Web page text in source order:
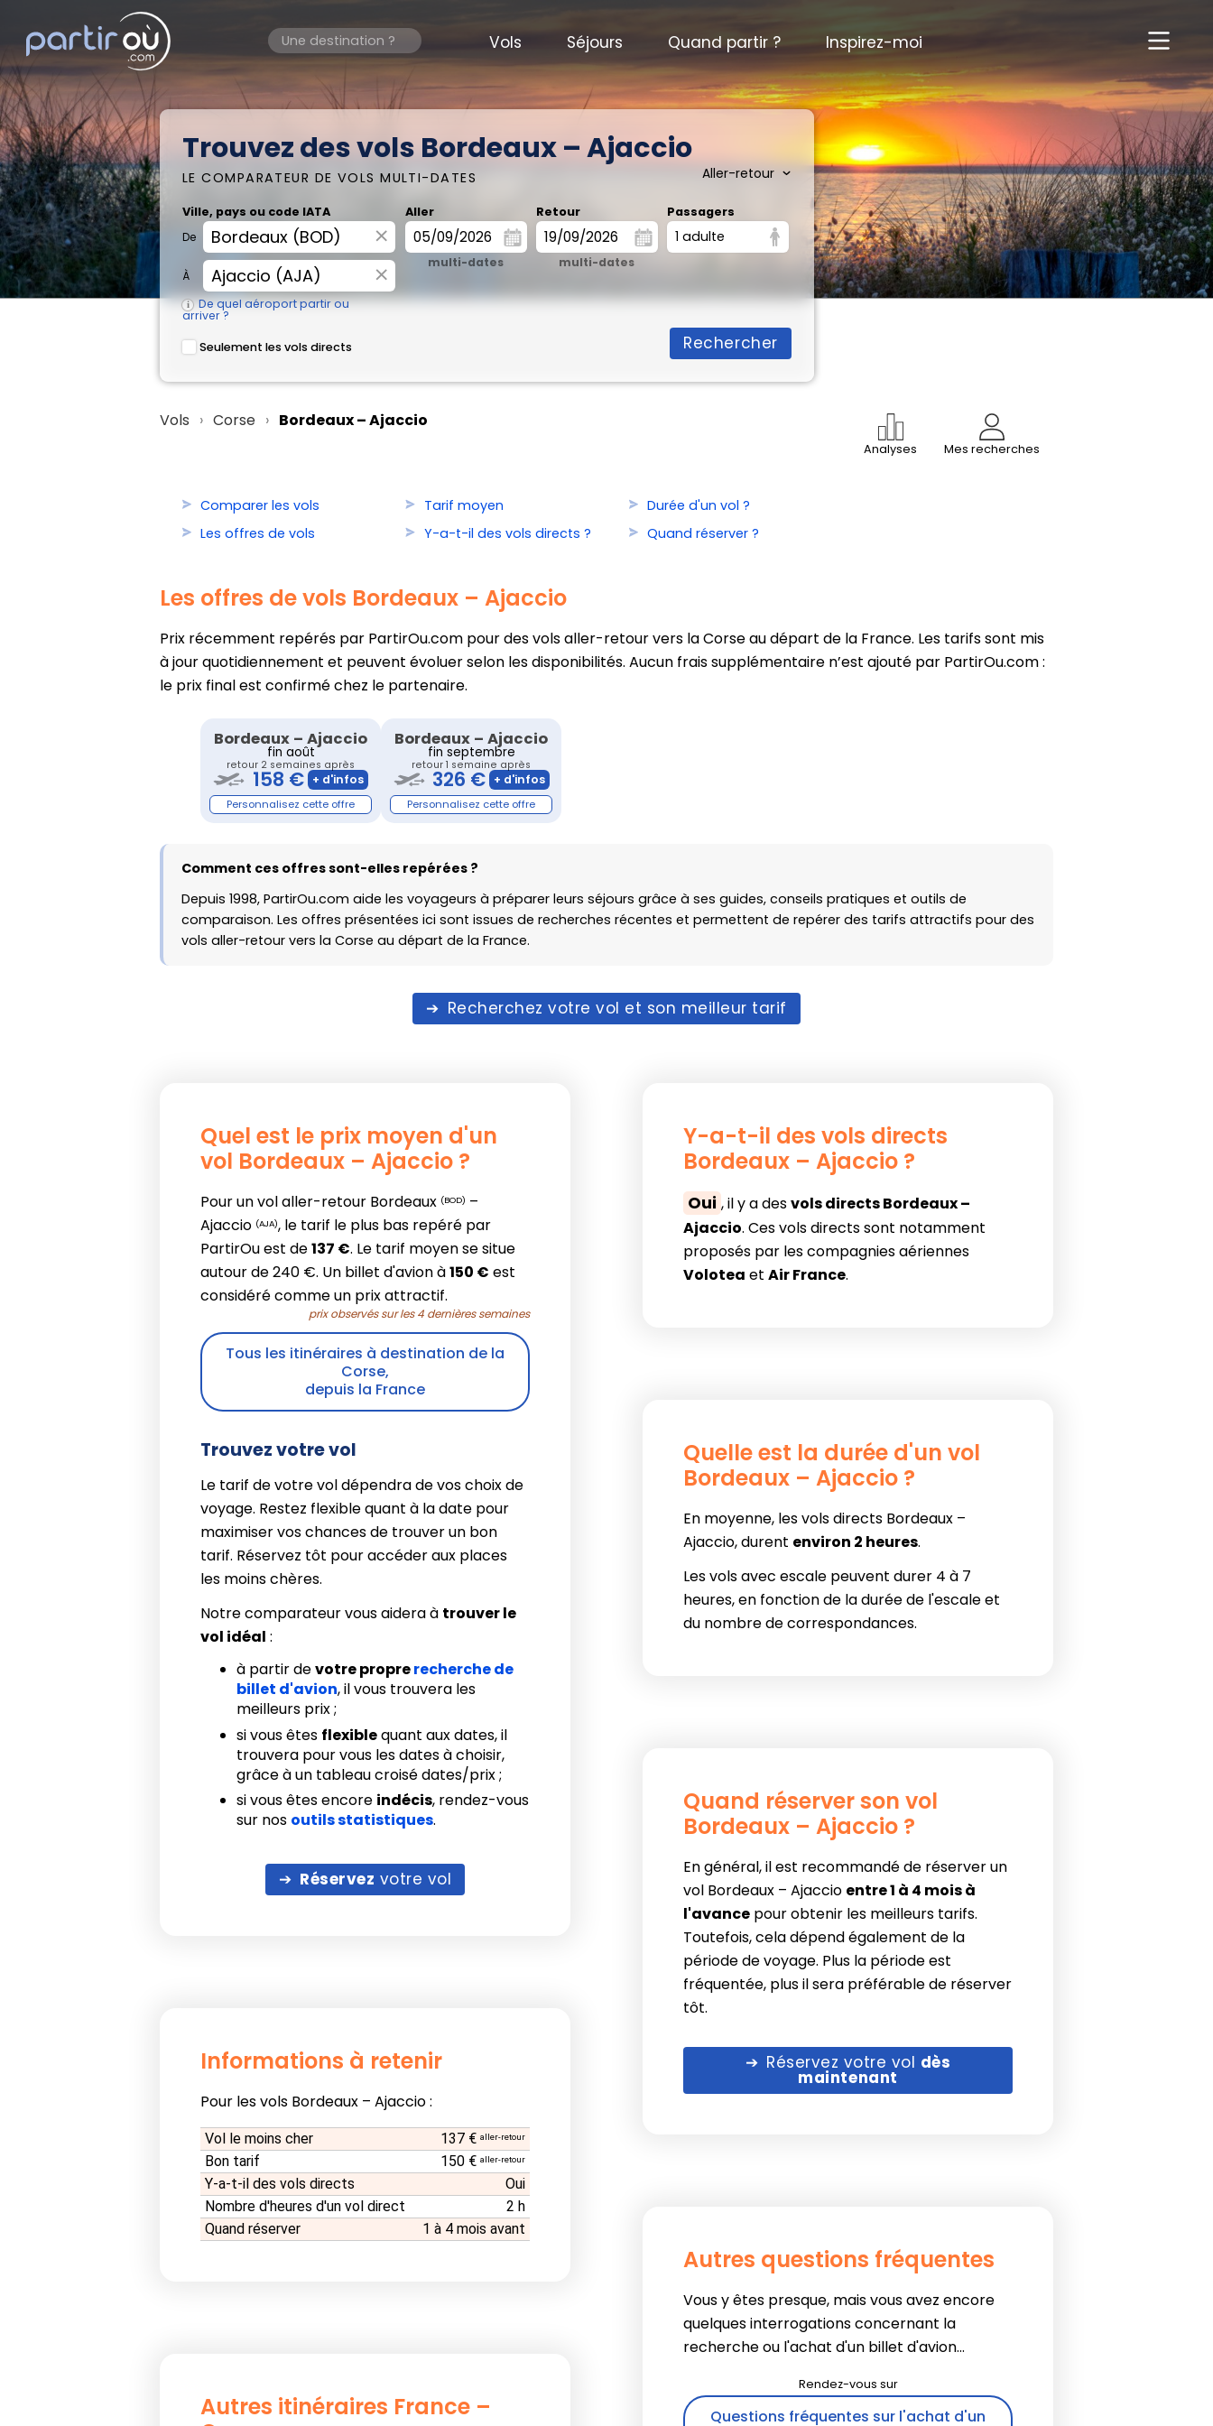
Vols Séjours Quand partir ? Inspirez-moi
Trouvez des vols Bordeaux – Ajaccio
LE COMPARATEUR DE VOLS MULTI-DATES
Ville, pays ou code IATA
De ×
À ×
De quel aéroport partir ou
arriver ?
Seulement les vols directs
Aller
multi-dates
Retour
multi-dates
Passagers
1 adulte
Rechercher
Vols Corse Bordeaux – Ajaccio
Analyses Mes recherches
Les offres de vols Bordeaux – Ajaccio
Prix récemment repérés par PartirOu.com pour des vols aller-retour vers la Corse au départ de la France. Les tarifs sont mis
à jour quotidiennement et peuvent évoluer selon les disponibilités. Aucun frais supplémentaire n’est ajouté par PartirOu.com :
le prix final est confirmé chez le partenaire.
Bordeaux – Ajaccio
fin août
retour 2 semaines après
158 €
Bordeaux – Ajaccio
fin septembre
retour 1 semaine après
326 €
Comment ces offres sont-elles repérées ?
Depuis 1998, PartirOu.com aide les voyageurs à préparer leurs séjours grâce à ses guides, conseils pratiques et outils de
comparaison. Les offres présentées ici sont issues de recherches récentes et permettent de repérer des tarifs attractifs pour des
vols aller-retour vers la Corse au départ de la France.
Recherchez votre vol et son meilleur tarif
Quel est le prix moyen d'un
vol Bordeaux – Ajaccio ?
Pour un vol aller-retour Bordeaux (BOD) –
Ajaccio (AJA), le tarif le plus bas repéré par
PartirOu est de137 €. Le tarif moyen se situe
autour de 240 €. Un billet d'avion à150 € est
considéré comme un prix attractif.
prix observés sur les 4 dernières semaines
Tous les itinéraires à destination de la
Corse,
depuis la France
Trouvez votre vol
Le tarif de votre vol dépendra de vos choix de
voyage. Restez flexible quant à la date pour
maximiser vos chances de trouver un bon
tarif. Réservez tôt pour accéder aux places
les moins chères.
Notre comparateur vous aidera à trouver le
vol idéal :
à partir devotre proprerecherche de
billet d'avion, il vous trouvera les
meilleurs prix ;
si vous êtes flexiblequant aux dates, il
trouvera pour vous les dates à choisir,
grâce à un tableau croisé dates/prix ;
si vous êtes encore indécis, rendez-vous
sur nos outils statistiques.
Réservez votre vol
Y-a-t-il des vols directs
Bordeaux – Ajaccio ?
Oui , il y a desvols directs Bordeaux –
Ajaccio. Ces vols directs sont notamment
proposés par les compagnies aériennes
Volotea et Air France.
Quelle est la durée d'un vol
Bordeaux – Ajaccio ?
En moyenne, les vols directs Bordeaux –
Ajaccio, durent environ 2 heures.
Les vols avec escale peuvent durer 4 à 7
heures, en fonction de la durée de l'escale et
du nombre de correspondances.
Quand réserver son vol
Bordeaux – Ajaccio ?
En général, il est recommandé de réserver un
vol Bordeaux – Ajaccio entre 1 à 4 mois à
l'avance pour obtenir les meilleurs tarifs.
Toutefois, cela dépend également de la
période de voyage. Plus la période est
fréquentée, plus il sera préférable de réserver
tôt.
Réservez votre vol dès
maintenant
Informations à retenir
Pour les vols Bordeaux – Ajaccio :
Vol le moins cher 137 € aller-retour
Bon tarif 150 € aller-retour
Y-a-t-il des vols directs
Oui
Nombre d'heures d'un vol direct
2 h
Quand réserver
1 à 4 mois avant
Autres questions fréquentes
Vous y êtes presque, mais vous avez encore
quelques interrogations concernant la
recherche ou l'achat d'un billet d'avion...
Questions fréquentes sur l'achat d'un
Autres itinéraires France –
Comparer les vols
Les offres de vols
Tarif moyen
Y-a-t-il des vols directs ?
Durée d'un vol ?
Quand réserver ?